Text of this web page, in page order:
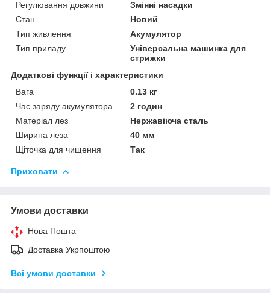
Регулювання довжини
Змінні насадки
Стан
Новий
Тип живлення
Акумулятор
Тип приладу
Універсальна машинка для
стрижки
Додаткові функції і характеристики
Вага
0.13 кг
Час заряду акумулятора
2 годин
Матеріал лез
Нержавіюча сталь
Ширина леза
40 мм
Щіточка для чищення
Так
Приховати
Умови доставки
Нова Пошта
Доставка Укрпоштою
Всі умови доставки